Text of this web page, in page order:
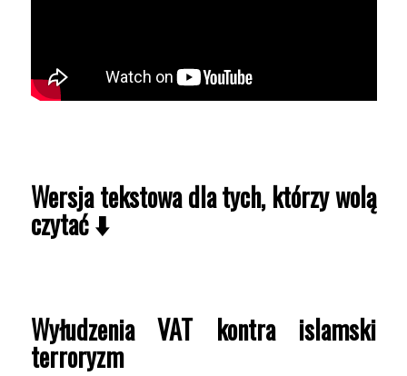
Wersja tekstowa dla tych, którzy wolą
czytać⬇️
Wyłudzenia VAT kontra islamski
terroryzm